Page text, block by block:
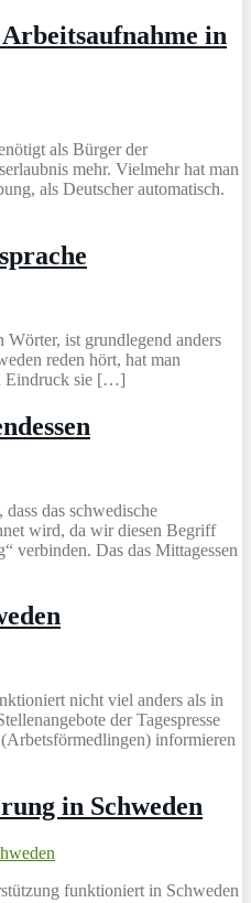
in
als Bürger der
mehr. Vielmehr hat man
als Deutscher automatisch.
Wörter, ist grundlegend anders
reden hört, hat man
Eindruck sie […]
das schwedische
wird, da wir diesen Begriff
verbinden. Das das Mittagessen
nicht viel anders als in
der Tagespresse
informieren
in Schweden
funktioniert in Schweden